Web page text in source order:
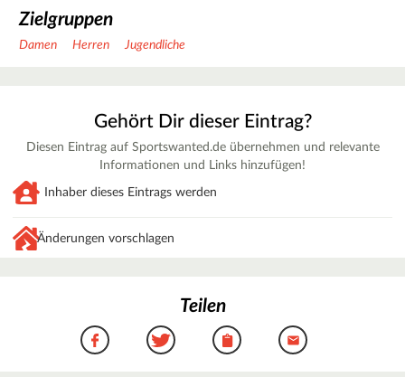
Zielgruppen
Damen Herren Jugendliche
Gehört Dir dieser Eintrag?
Diesen Eintrag auf Sportswanted.de übernehmen und relevante
Informationen und Links hinzufügen!
Inhaber dieses Eintrags werden
Änderungen vorschlagen
Teilen